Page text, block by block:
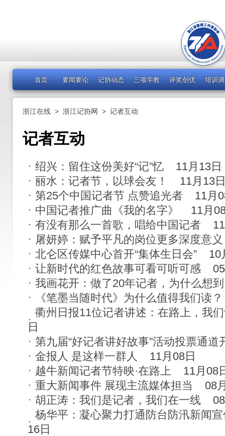
首页 要闻要论 记协动态 三项学教 评奖创优 培训
浙江在线 > 浙江记协网 > 记者互动
记者互动
绍兴：留住这份美好“记”忆
11月13日
丽水：记者节，以球会友！
11月13
第25个中国记者节 点赞追光者
11月
中国记者推广曲《我的名字》
11月
有没有那么一首歌，唱给中国记者
屠妍婷：赋予平凡的岗位更多深度意义
北仑区传媒中心首开“集体生日会”
10
让新时代的红色故事可看可听可感
我画花开：做了20年记者，为什么想
《笔墨当随时代》为什么值得我们读？
衢州日报11位记者讲述：在路上，我
日
第九届“好记者讲好故事”活动投票通道
金报人 是这样一群人
11月08日
越牛新闻记者节特映·在路上
11月08
重大新闻事件 展现主流媒体担当
08
胡正涛：我们是记者，我们在一线
杨华平：凝心聚力打通防台防汛新闻宣
16日